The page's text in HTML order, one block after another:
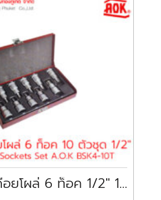
ชุดลูกบล็อกเดือยโผล่ 6 ท็อค 1/2″ 10 ชิ้น A.O.K